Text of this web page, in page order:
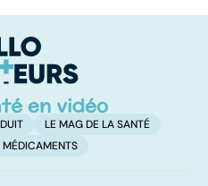
LE MAG DE LA SANTÉ
MÉDICAMENTS